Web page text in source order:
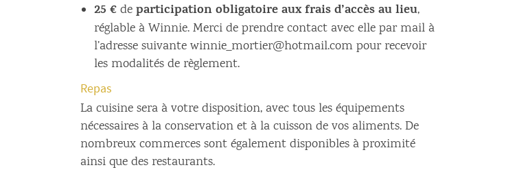
25 €departicipation obligatoire aux frais d’accès au lieu,
réglable à Winnie. Merci de prendre contact avec elle par mail à
l’adresse suivante winnie_mortier@hotmail.com pour recevoir
les modalités de règlement.
Repas
La cuisine sera à votre disposition, avec tous les équipements
nécessaires à la conservation et à la cuisson de vos aliments. De
nombreux commerces sont également disponibles à proximité
ainsi que des restaurants.